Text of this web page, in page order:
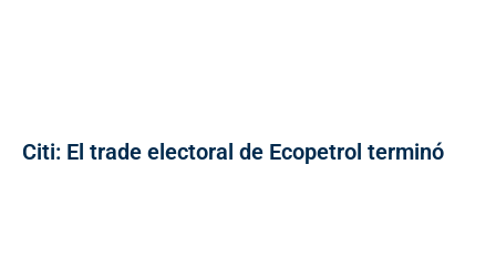
Citi: El trade electoral de Ecopetrol terminó